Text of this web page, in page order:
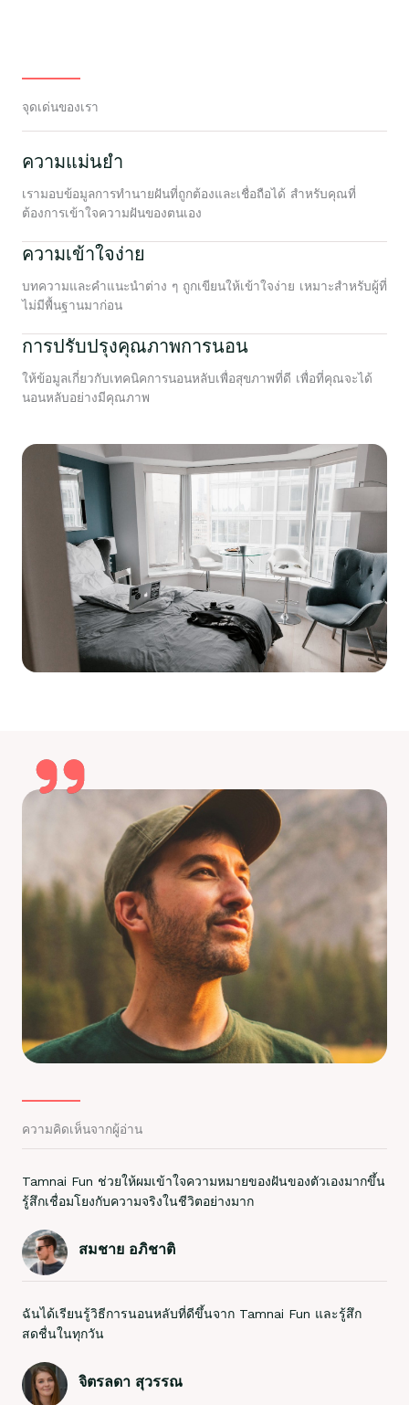
จุดเด่นของเรา
ความแม่นยำ
เรามอบข้อมูลการทำนายฝันที่ถูกต้องและเชื่อถือได้ สำหรับคุณที่
ต้องการเข้าใจความฝันของตนเอง
ความเข้าใจง่าย
บทความและคำแนะนำต่าง ๆ ถูกเขียนให้เข้าใจง่าย เหมาะสำหรับผู้ที่
ไม่มีพื้นฐานมาก่อน
การปรับปรุงคุณภาพการนอน
ให้ข้อมูลเกี่ยวกับเทคนิคการนอนหลับเพื่อสุขภาพที่ดี เพื่อที่คุณจะได้
นอนหลับอย่างมีคุณภาพ
ความคิดเห็นจากผู้อ่าน
Tamnai Fun ช่วยให้ผมเข้าใจความหมายของฝันของตัวเองมากขึ้น
รู้สึกเชื่อมโยงกับความจริงในชีวิตอย่างมาก
สมชาย อภิชาติ
ฉันได้เรียนรู้วิธีการนอนหลับที่ดีขึ้นจาก Tamnai Fun และรู้สึก
สดชื่นในทุกวัน
จิตรลดา สุวรรณ